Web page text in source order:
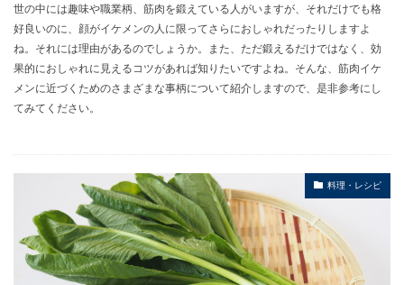
世の中には趣味や職業柄、筋肉を鍛えている人がいますが、それだけでも格
好良いのに、顔がイケメンの人に限ってさらにおしゃれだったりしますよ
ね。それには理由があるのでしょうか。また、ただ鍛えるだけではなく、効
果的におしゃれに見えるコツがあれば知りたいですよね。そんな、筋肉イケ
メンに近づくためのさまざまな事柄について紹介しますので、是非参考にし
てみてください。
料理・レシピ